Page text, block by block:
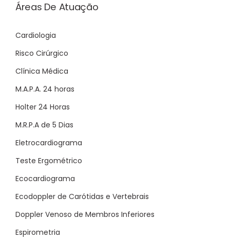
Áreas De Atuação
Cardiologia
Risco Cirúrgico
Clínica Médica
M.A.P.A. 24 horas
Holter 24 Horas
M.R.P.A de 5 Dias
Eletrocardiograma
Teste Ergométrico
Ecocardiograma
Ecodoppler de Carótidas e Vertebrais
Doppler Venoso de Membros Inferiores
Espirometria